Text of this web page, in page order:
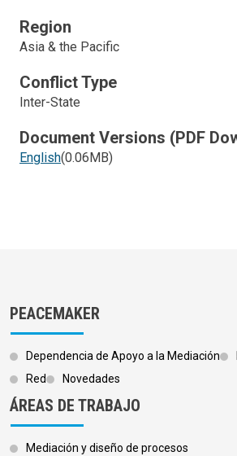
Region
Asia & the Pacific
Conflict Type
Inter-State
Document Versions (PDF
English(0.06MB)
PEACEMAKER
Dependencia de Apoyo a la Mediación
Red
Novedades
ÁREAS DE TRABAJO
Mediación y diseño de procesos